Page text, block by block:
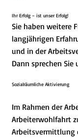
Ihr Erfolg – ist unser Erfolg!
Sie haben weitere
langjährigen
und in der
Dann sprechen Sie
Sozialräumliche Aktivierung
Im Rahmen der
Arbeiterwohlfahrt
Arbeitsvermittlung